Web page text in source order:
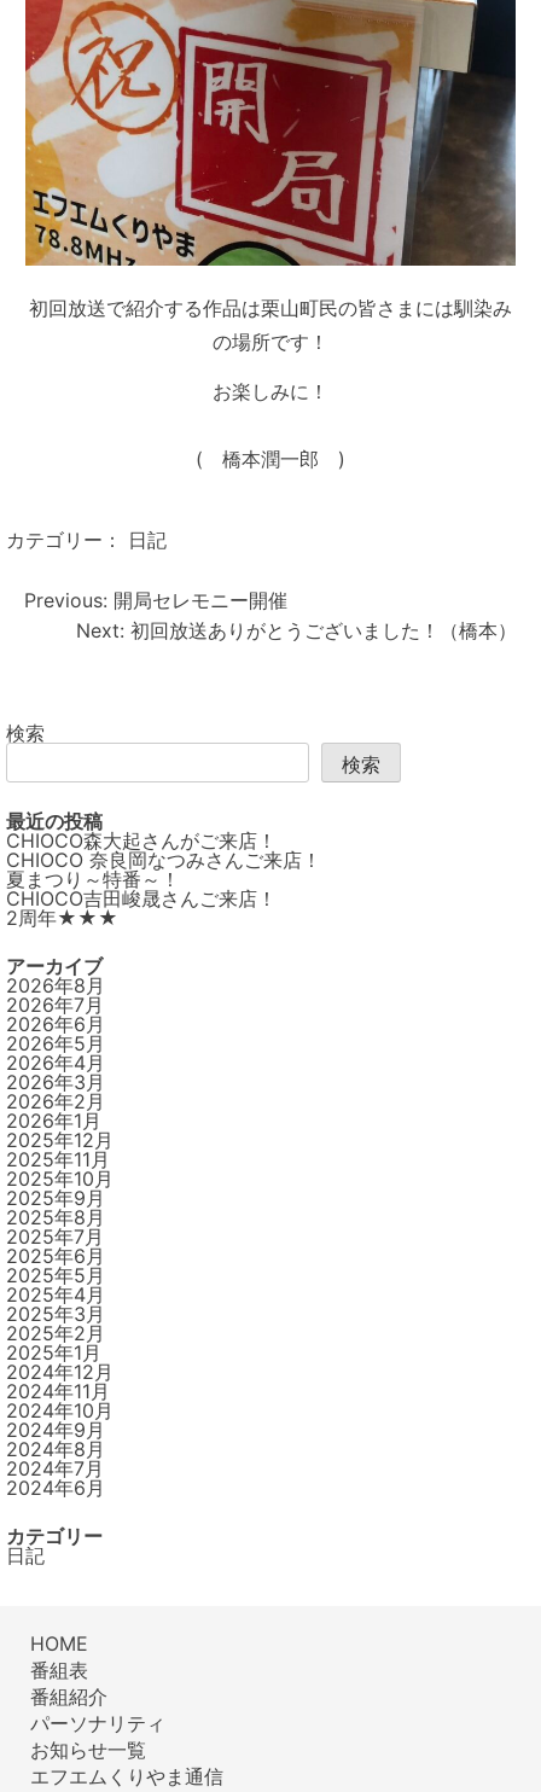
初回放送で紹介する作品は栗山町民の皆さまには馴染み
の場所です！
お楽しみに！
( 橋本潤一郎 )
カテゴリー： 日記
ン
Previous: 開局セレモニー開催
Next: 初回放送ありがとうございました！（橋本）
検索
検索
最近の投稿
CHIOCO森大起さんがご来店！
CHIOCO 奈良岡なつみさんご来店！
夏まつり～特番～！
CHIOCO吉田峻晟さんご来店！
2周年★★★
アーカイブ
2026年8月
2026年7月
2026年6月
2026年5月
2026年4月
2026年3月
2026年2月
2026年1月
2025年12月
2025年11月
2025年10月
2025年9月
2025年8月
2025年7月
2025年6月
2025年5月
2025年4月
2025年3月
2025年2月
2025年1月
2024年12月
2024年11月
2024年10月
2024年9月
2024年8月
2024年7月
2024年6月
カテゴリー
日記
HOME
番組表
番組紹介
パーソナリティ
お知らせ一覧
エフエムくりやま通信